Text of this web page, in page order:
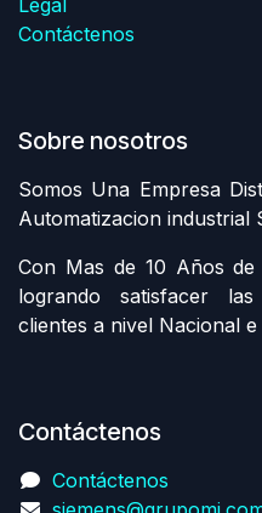
Legal
Contáctenos
Sobre nosotros
Somos Una Empresa
Automatizacion industrial
Con Mas de 10 Años
logrando satisfacer
clientes a nivel Nacional
Contáctenos
Contáctenos